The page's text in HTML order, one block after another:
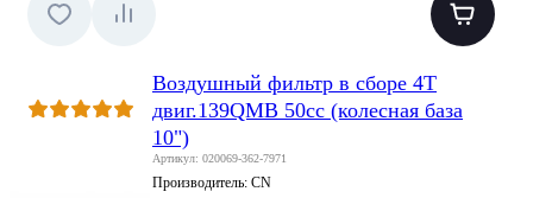
Воздушный фильтр в сборе 4T
двиг.139QMB 50сс (колесная база
10")
Артикул: 020069-362-7971
Производитель: CN